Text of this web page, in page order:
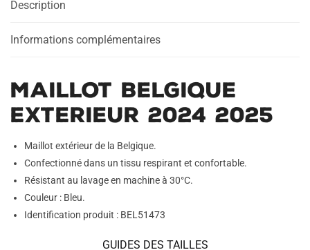
Description
Informations complémentaires
Maillot Belgique
Exterieur 2024 2025
Maillot extérieur de la Belgique.
Confectionné dans un tissu respirant et confortable.
Résistant au lavage en machine à 30°C.
Couleur : Bleu.
Identification produit : BEL51473
GUIDES DES TAILLES